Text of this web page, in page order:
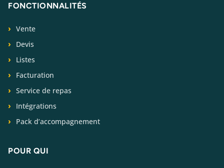
FONCTIONNALITÉS
Vente
Devis
Listes
Facturation
Service de repas
Intégrations
Pack d’accompagnement
POUR QUI